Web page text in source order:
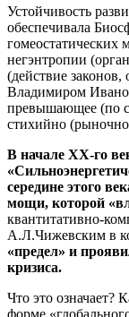
Устойчивость
обеспечивала
гомеостатических
негэнтропии
(действие
Владимиром
превышающее (по
стихийно
В начале ХХ-го
середине этого
мощи, которой
квантитативно-
А.Л.Чижевским в
«предел» и
кризиса.
Что это означает?
форме